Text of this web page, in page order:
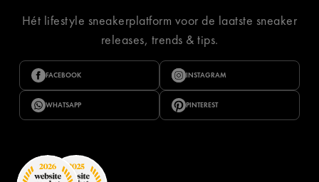
Hét lifestyle sneakerplatform voor de laatste sneaker
releases, trends & tips.
FACEBOOK INSTAGRAM
WHATSAPP PINTEREST